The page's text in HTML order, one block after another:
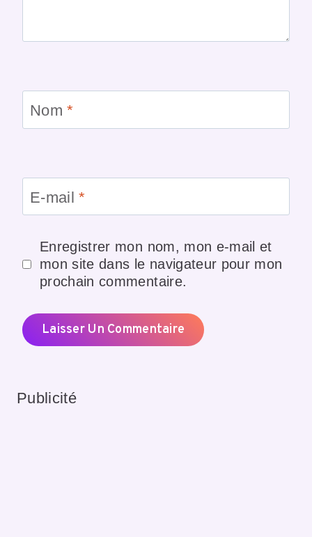
Nom*
E-mail*
Enregistrer mon nom, mon e-mail et
mon site dans le navigateur pour mon
prochain commentaire.
Publicité